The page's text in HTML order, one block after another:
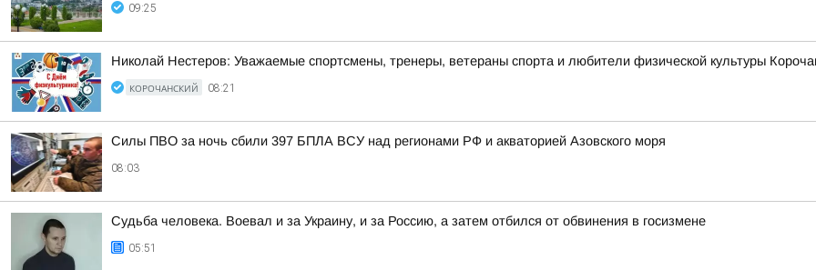
09:25
Николай Нестеров: Уважаемые спортсмены, тренеры, ветераны спорта и любители физической культуры
КОРОЧАНСКИЙ 08:21
Силы ПВО за ночь сбили 397 БПЛА ВСУ над регионами РФ и акваторией Азовского моря
08:03
Судьба человека. Воевал и за Украину, и за Россию, а затем отбился от обвинения в госизмене
05:51